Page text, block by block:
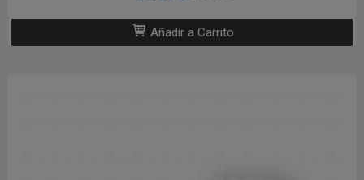
Añadir a Carrito